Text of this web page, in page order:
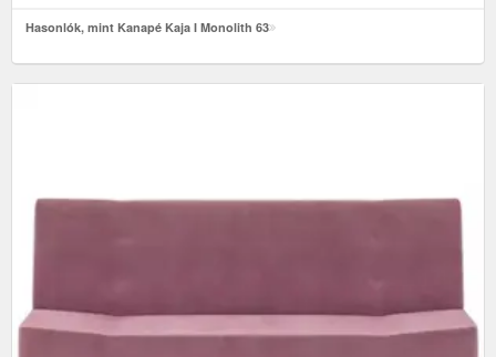
bútorok, ifjúsági heverők
Hasonlók, mint Kanapé Kaja I Monolith 63